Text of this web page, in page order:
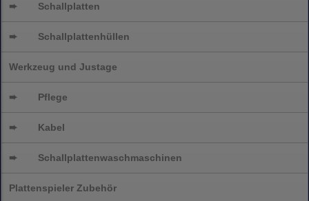
➨ Schallplatten
➨ Schallplattenhüllen
Werkzeug und Justage
➨ Pflege
➨ Kabel
➨ Schallplattenwaschmaschinen
Plattenspieler Zubehör